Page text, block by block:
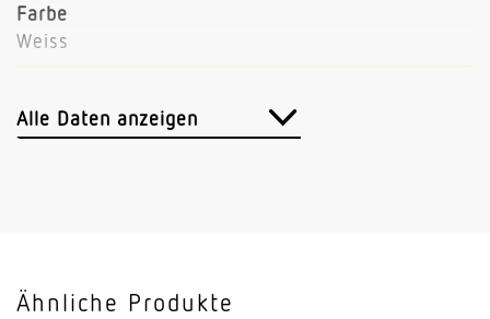
Farbe
Weiss
3 Jahre
Alle Daten anzeigen
Ähnliche Produkte